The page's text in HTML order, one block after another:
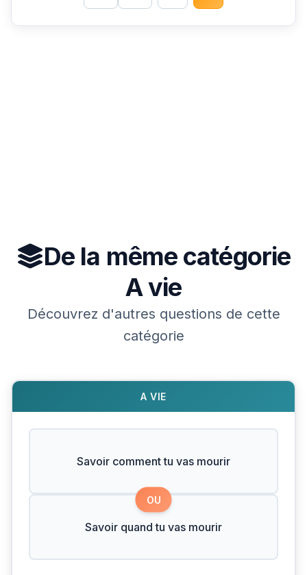
De la même catégorie
A vie
Découvrez d'autres questions de cette
catégorie
A VIE
Savoir comment tu vas mourir
OU
Savoir quand tu vas mourir